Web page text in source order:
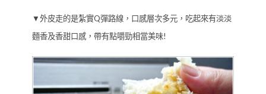
▼外皮走的是紮實Q彈路線，口感層次多元，吃起來有淡淡
麵香及香甜口感，帶有點嚼勁相當美味!